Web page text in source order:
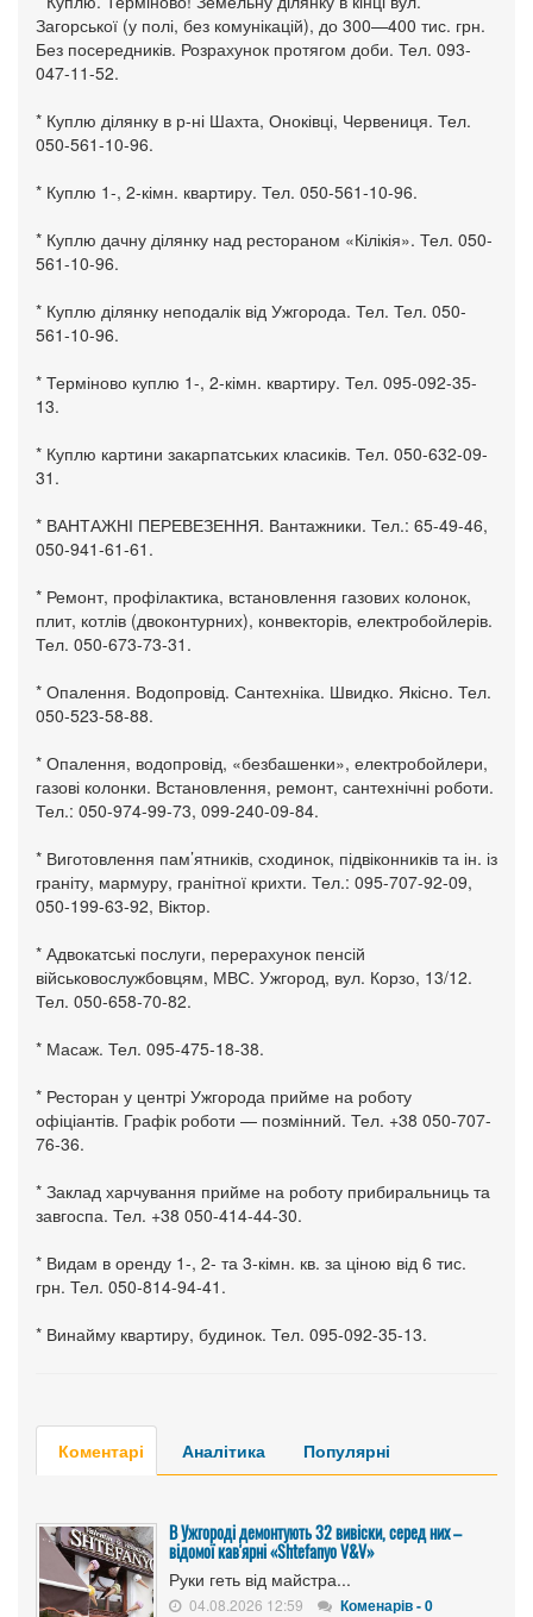
Загорської (у полі, без комунікацій), до 300—400 тис. грн.
Без посередників. Розрахунок протягом доби. Тел. 093-
047-11-52.
* Куплю ділянку в р-ні Шахта, Оноківці, Червениця. Тел.
050-561-10-96.
* Куплю 1-, 2-кімн. квартиру. Тел. 050-561-10-96.
* Куплю дачну ділянку над рестораном «Кілікія». Тел. 050-
561-10-96.
* Куплю ділянку неподалік від Ужгорода. Тел. Тел. 050-
561-10-96.
* Терміново куплю 1-, 2-кімн. квартиру. Тел. 095-092-35-
13.
* Куплю картини закарпатських класиків. Тел. 050-632-09-
31.
* ВАНТАЖНІ ПЕРЕВЕЗЕННЯ. Вантажники. Тел.: 65-49-46,
050-941-61-61.
* Ремонт, профілактика, встановлення газових колонок,
плит, котлів (двоконтурних), конвекторів, електробойлерів.
Тел. 050-673-73-31.
* Опалення. Водопровід. Сантехніка. Швидко. Якісно. Тел.
050-523-58-88.
* Опалення, водопровід, «безбашенки», електробойлери,
газові колонки. Встановлення, ремонт, сантехнічні роботи.
Тел.: 050-974-99-73, 099-240-09-84.
* Виготовлення пам’ятників, сходинок, підвіконників та ін. із
граніту, мармуру, гранітної крихти. Тел.: 095-707-92-09,
050-199-63-92, Віктор.
* Адвокатські послуги, перерахунок пенсій
військовослужбовцям, МВС. Ужгород, вул. Корзо, 13/12.
Тел. 050-658-70-82.
* Масаж. Тел. 095-475-18-38.
* Ресторан у центрі Ужгорода прийме на роботу
офіціантів. Графік роботи — позмінний. Тел. +38 050-707-
76-36.
* Заклад харчування прийме на роботу прибиральниць та
завгоспа. Тел. +38 050-414-44-30.
* Видам в оренду 1-, 2- та 3-кімн. кв. за ціною від 6 тис.
грн. Тел. 050-814-94-41.
* Винайму квартиру, будинок. Тел. 095-092-35-13.
Коментарі Аналітика Популярні
В Ужгороді демонтують 32 вивіски, серед них –
відомої кав'ярні «Shtefanyo V&V»
Руки геть від майстра...
04.08.2026 12:59 Коменарів - 0